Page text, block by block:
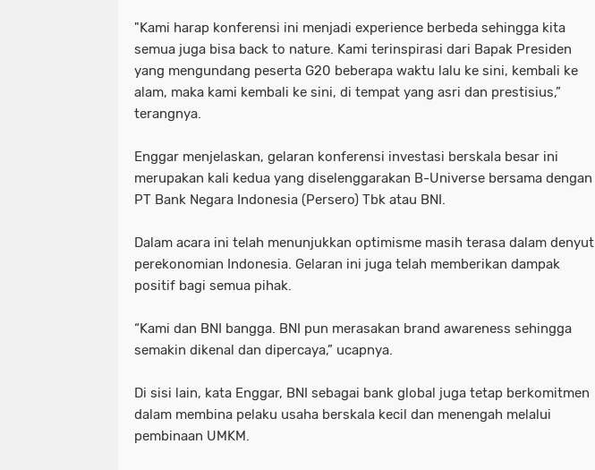
"Kami harap konferensi ini menjadi experience berbeda sehingga kita
semua juga bisa back to nature. Kami terinspirasi dari Bapak Presiden
yang mengundang peserta G20 beberapa waktu lalu ke sini, kembali ke
alam, maka kami kembali ke sini, di tempat yang asri dan prestisius,”
terangnya.
Enggar menjelaskan, gelaran konferensi investasi berskala besar ini
merupakan kali kedua yang diselenggarakan B-Universe bersama dengan
PT Bank Negara Indonesia (Persero) Tbk atau BNI.
Dalam acara ini telah menunjukkan optimisme masih terasa dalam denyut
perekonomian Indonesia. Gelaran ini juga telah memberikan dampak
positif bagi semua pihak.
“Kami dan BNI bangga. BNI pun merasakan brand awareness sehingga
semakin dikenal dan dipercaya,” ucapnya.
Di sisi lain, kata Enggar, BNI sebagai bank global juga tetap berkomitmen
dalam membina pelaku usaha berskala kecil dan menengah melalui
pembinaan UMKM.